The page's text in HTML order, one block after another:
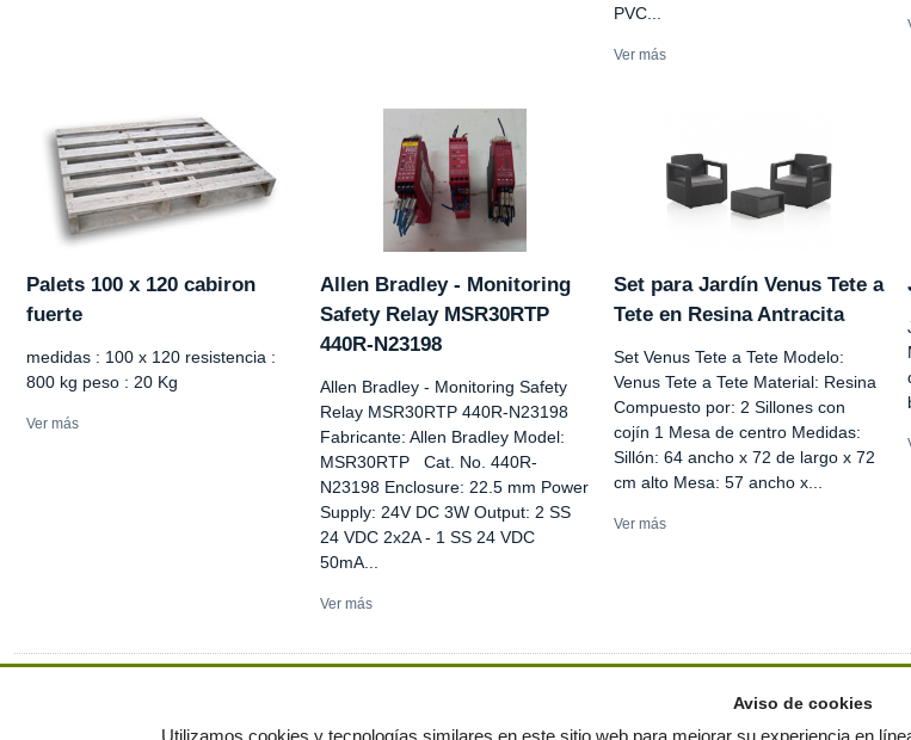
PVC...
Ver más
Palets 100 x 120 cabiron
fuerte
medidas : 100 x 120 resistencia :
800 kg peso : 20 Kg
Ver más
Allen Bradley - Monitoring
Safety Relay MSR30RTP
440R-N23198
Allen Bradley - Monitoring Safety
Relay MSR30RTP 440R-N23198
Fabricante: Allen Bradley Model:
MSR30RTP Cat. No. 440R-
N23198 Enclosure: 22.5 mm Power
Supply: 24V DC 3W Output: 2 SS
24 VDC 2x2A - 1 SS 24 VDC
50mA...
Ver más
Set para Jardín Venus Tete a
Tete en Resina Antracita
Set Venus Tete a Tete Modelo:
Venus Tete a Tete Material: Resina
Compuesto por: 2 Sillones con
cojín 1 Mesa de centro Medidas:
Sillón: 64 ancho x 72 de largo x 72
cm alto Mesa: 57 ancho x...
Ver más
Aviso de cookies
Utilizamos cookies y tecnologías similares en este sitio web para mejorar su experiencia en